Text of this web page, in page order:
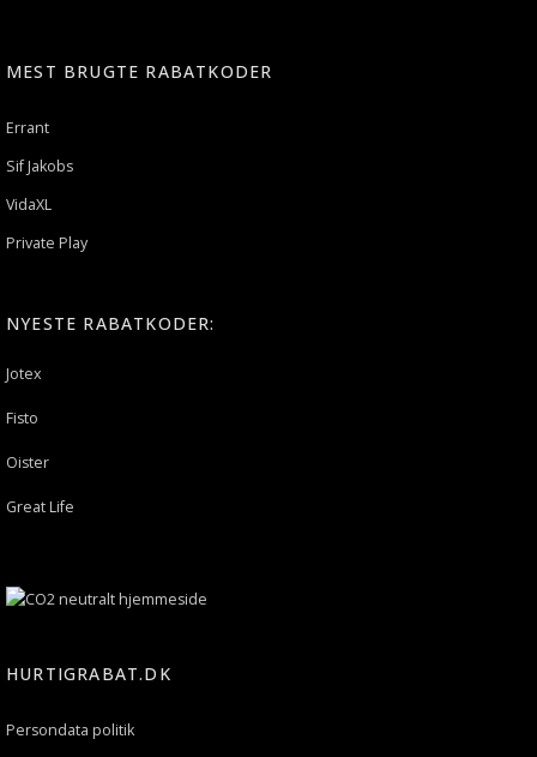
MEST BRUGTE RABATKODER
Errant
Sif Jakobs
VidaXL
Private Play
NYESTE RABATKODER:
Jotex
Fisto
Oister
Great Life
HURTIGRABAT.DK
Persondata politik